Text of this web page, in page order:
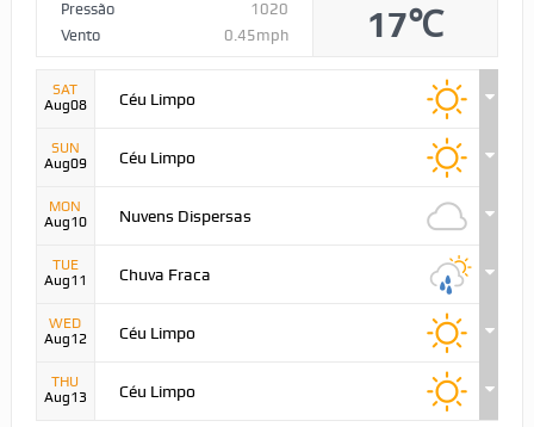
Pressão
1020
Vento
0.45mph 17℃
SAT
Aug08
Céu Limpo
SUN
Aug09
Céu Limpo
MON
Aug10
Nuvens Dispersas
TUE
Aug11
Chuva Fraca
WED
Aug12
Céu Limpo
THU
Aug13
Céu Limpo